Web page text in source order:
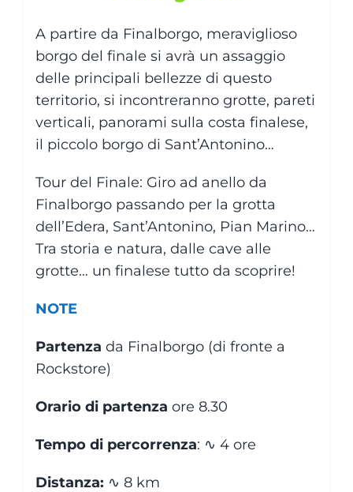
A partire da Finalborgo, meraviglioso
borgo del finale si avrà un assaggio
delle principali bellezze di questo
territorio, si incontreranno grotte, pareti
verticali, panorami sulla costa finalese,
il piccolo borgo di Sant’Antonino…
Tour del Finale: Giro ad anello da
Finalborgo passando per la grotta
dell’Edera, Sant’Antonino, Pian Marino…
Tra storia e natura, dalle cave alle
grotte… un finalese tutto da scoprire!
NOTE
Partenza da Finalborgo (di fronte a
Rockstore)
Orario di partenza ore 8.30
Tempo di percorrenza: ∿ 4 ore
Distanza: ∿ 8 km